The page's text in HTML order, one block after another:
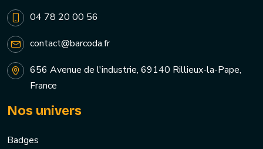
04 78 20 00 56
contact@barcoda.fr
656 Avenue de l'industrie, 69140 Rillieux-la-Pape,
France
Nos univers
Badges